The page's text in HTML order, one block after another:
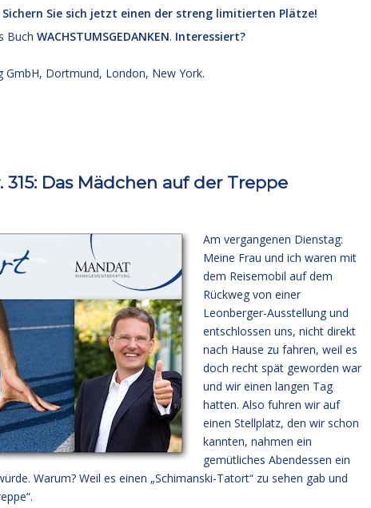
Sichern Sie sich jetzt einen der streng limitierten Plätze!
Buch WACHSTUMSGEDANKEN. Interessiert?
Dortmund, London, New York.
Das Mädchen auf der Treppe
Am vergangenen Dienstag:
Meine Frau und ich waren mit
dem Reisemobil auf dem
Rückweg von einer
Leonberger-Ausstellung und
entschlossen uns, nicht direkt
nach Hause zu fahren, weil es
doch recht spät geworden war
und wir einen langen Tag
hatten. Also fuhren wir auf
einen Stellplatz, den wir schon
kannten, nahmen ein
gemütliches Abendessen ein
Warum? Weil es einen „Schimanski-Tatort“ zu sehen gab und